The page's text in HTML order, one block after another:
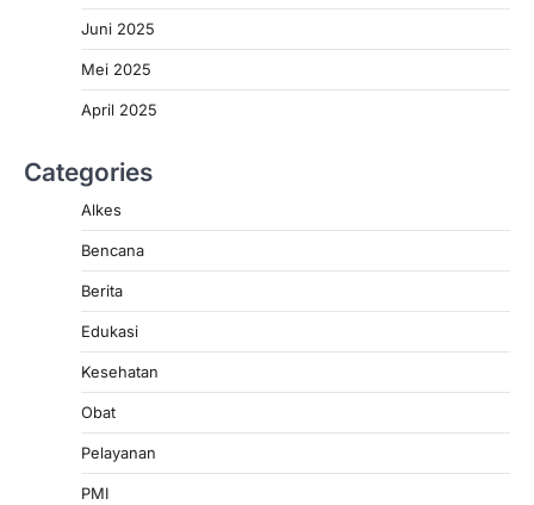
Juni 2025
Mei 2025
April 2025
Categories
Alkes
Bencana
Berita
Edukasi
Kesehatan
Obat
Pelayanan
PMI